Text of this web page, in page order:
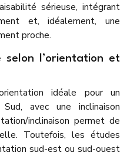
sérieuse, intégrant
et, idéalement, une
proche.
selon l’orientation et
idéale pour un
avec une inclinaison
inclinaison permet de
Toutefois, les études
sud-est ou sud-ouest